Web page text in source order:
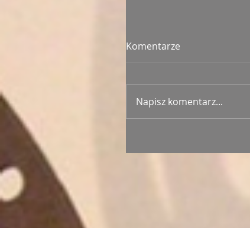
Komentarze
Napisz komentarz...